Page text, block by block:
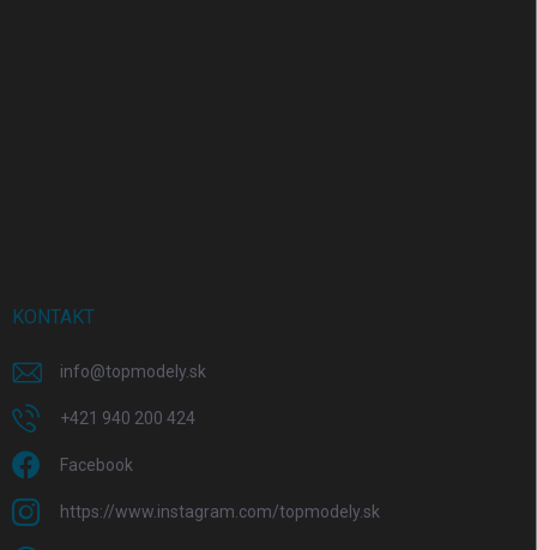
KONTAKT
info@topmodely.sk
+421 940 200 424
Facebook
https://www.instagram.com/topmodely.sk